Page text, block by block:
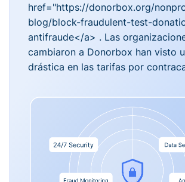
href="https://donorbox.org/
blog/block-fraudulent-test-
antifraude</a> . Las
cambiaron a Donorbox han visto
drástica en las tarifas por